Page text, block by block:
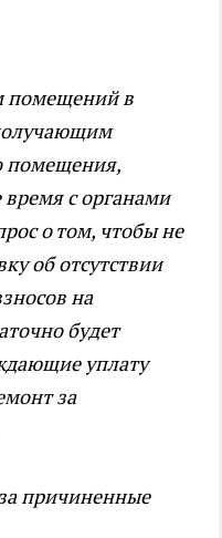
помещений в
помещения,
с органами
о том, чтобы не
об отсутствии
на
будет
уплату
за
причиненные